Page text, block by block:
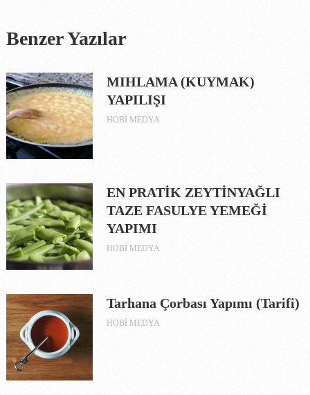
Benzer Yazılar
MIHLAMA (KUYMAK)
YAPILIŞI
HOBI MEDYA
EN PRATİK ZEYTİNYAĞLI
TAZE FASULYE YEMEĞİ
YAPIMI
HOBI MEDYA
Tarhana Çorbası Yapımı (Tarifi)
HOBI MEDYA